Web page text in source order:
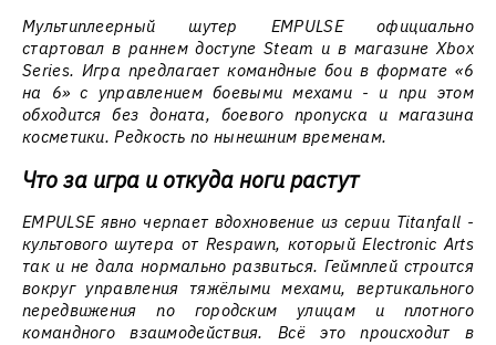
Мультиплеерный шутер EMPULSE официально
стартовал в раннем доступе Steam и в магазине Xbox
Series. Игра предлагает командные бои в формате «6
на 6» с управлением боевыми мехами - и при этом
обходится без доната, боевого пропуска и магазина
косметики. Редкость по нынешним временам.
Что за игра и откуда ноги растут
EMPULSE явно черпает вдохновение из серии Titanfall -
культового шутера от Respawn, который Electronic Arts
так и не дала нормально развиться. Геймплей строится
вокруг управления тяжёлыми мехами, вертикального
передвижения по городским улицам и плотного
командного взаимодействия. Всё это происходит в